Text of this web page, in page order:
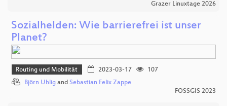
Grazer Linuxtage 2026
Sozialhelden: Wie barrierefrei ist unser
Planet?
Routing und Mobilität 2023-03-17
107
Björn Uhlig and Sebastian Felix Zappe
FOSSGIS 2023